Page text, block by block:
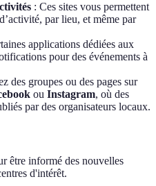
: Ces sites vous permettent
par lieu, et même par
applications dédiées aux
pour des événements à
des groupes ou des pages sur
ou Instagram, où des
par des organisateurs locaux.
être informé des nouvelles
d'intérêt.